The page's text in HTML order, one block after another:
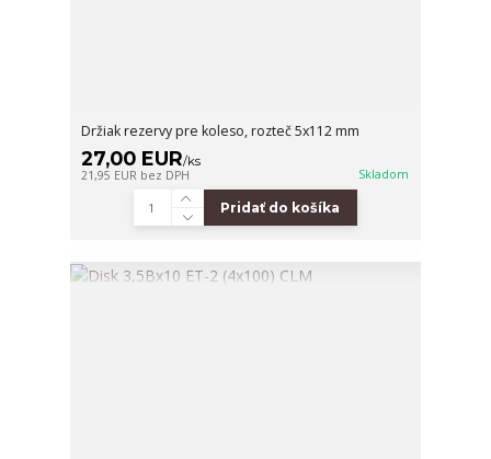
Držiak rezervy pre koleso, rozteč 5x112 mm
27,00 EUR/ks
21,95 EUR bez DPH Skladom
Pridať do košíka